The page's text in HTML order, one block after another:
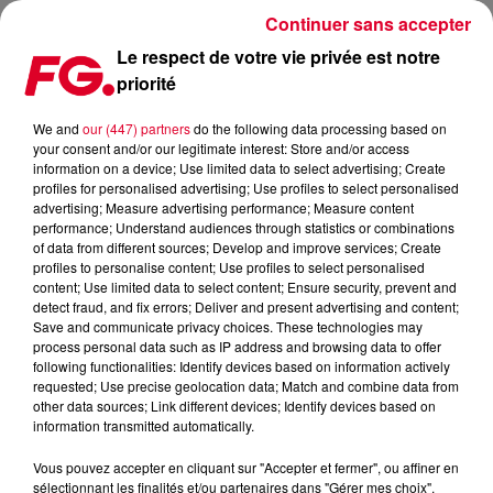
BILLBOARD DANCE 100 : DÉCOUVREZ LE CLASSEMENT
Publié : 26 mars 2018 à 9h40 par La rédaction
Le respect de votre vie privée est notre
priorité
We and our (447) partnersdo the following data processing based on
your consent and/or our legitimate interest: Store and/or access
information on a device; Use limited data to select advertising; Create
profiles for personalised advertising; Use profiles to select personalised
advertising; Measure advertising performance; Measure content
performance; Understand audiences through statistics or combinations
of data from different sources; Develop and improve services; Create
profiles to personalise content; Use profiles to select personalised
content; Use limited data to select content; Ensure security, prevent and
detect fraud, and fix errors; Deliver and present advertising and content;
Save and communicate privacy choices. These technologies may
process personal data such as IP address and browsing data to offer
following functionalities: Identify devices based on information actively
requested; Use precise geolocation data; Match and combine data from
other data sources; Link different devices; Identify devices based on
information transmitted automatically.
Vous pouvez accepter en cliquant sur "Accepter et fermer", ou affiner en
sélectionnant les finalités et/ou partenaires dans "Gérer mes choix".
Continuer sans accepter